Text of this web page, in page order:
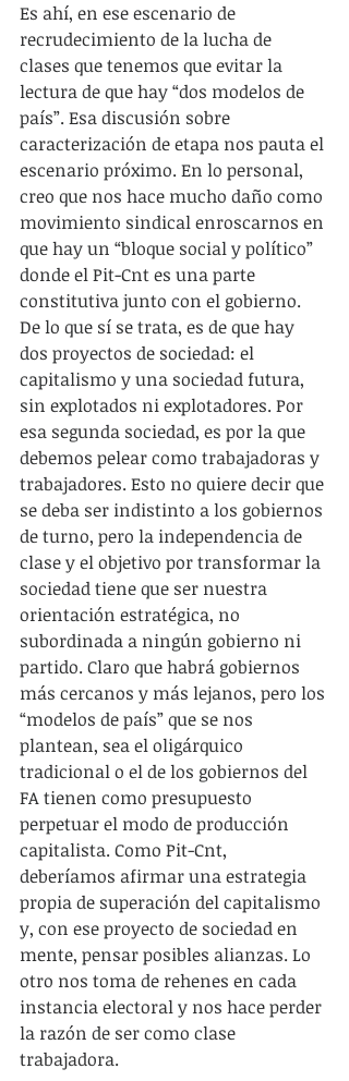
Es ahí, en ese escenario de
recrudecimiento de la lucha de
clases que tenemos que evitar la
lectura de que hay “dos modelos de
país”. Esa discusión sobre
caracterización de etapa nos pauta el
escenario próximo. En lo personal,
creo que nos hace mucho daño como
movimiento sindical enroscarnos en
que hay un “bloque social y político”
donde el Pit-Cnt es una parte
constitutiva junto con el gobierno.
De lo que sí se trata, es de que hay
dos proyectos de sociedad: el
capitalismo y una sociedad futura,
sin explotados ni explotadores. Por
esa segunda sociedad, es por la que
debemos pelear como trabajadoras y
trabajadores. Esto no quiere decir que
se deba ser indistinto a los gobiernos
de turno, pero la independencia de
clase y el objetivo por transformar la
sociedad tiene que ser nuestra
orientación estratégica, no
subordinada a ningún gobierno ni
partido. Claro que habrá gobiernos
más cercanos y más lejanos, pero los
“modelos de país” que se nos
plantean, sea el oligárquico
tradicional o el de los gobiernos del
FA tienen como presupuesto
perpetuar el modo de producción
capitalista. Como Pit-Cnt,
deberíamos afirmar una estrategia
propia de superación del capitalismo
y, con ese proyecto de sociedad en
mente, pensar posibles alianzas. Lo
otro nos toma de rehenes en cada
instancia electoral y nos hace perder
la razón de ser como clase
trabajadora.